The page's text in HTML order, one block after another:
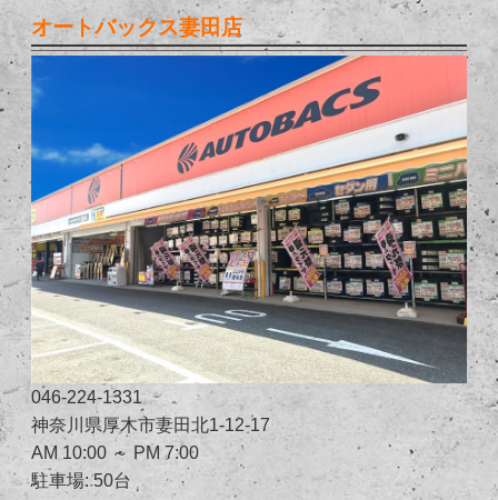
オートバックス妻田店
046-224-1331
神奈川県厚木市妻田北1-12-17
AM 10:00 ～ PM 7:00
駐車場: 50台